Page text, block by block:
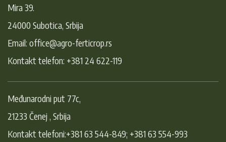
Mira 39.
24000 Subotica, Srbija
Email: office@agro-ferticrop.rs
Kontakt telefon: +381 24 622-119
Međunarodni put 77c,
21233 Čenej , Srbija
Kontakt telefoni:+381 63 544-849; +381 63 554-993